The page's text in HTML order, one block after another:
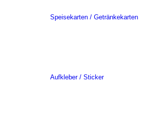
Speisekarten / Getränkekarten
Aufkleber / Sticker